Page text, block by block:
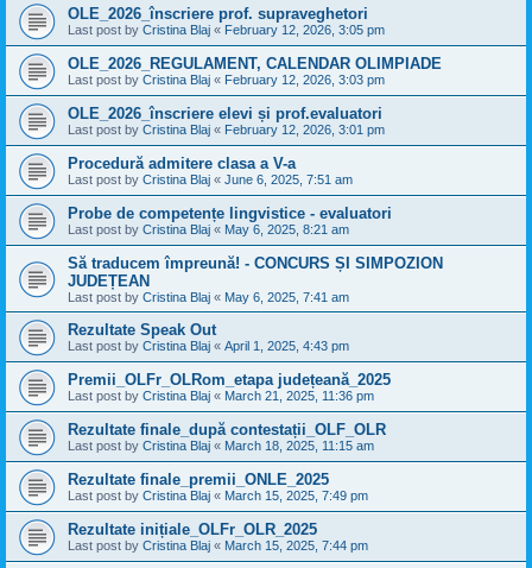
OLE_2026_înscriere prof. supraveghetori
Last post by Cristina Blaj « February 12, 2026, 3:05 pm
OLE_2026_REGULAMENT, CALENDAR OLIMPIADE
Last post by Cristina Blaj « February 12, 2026, 3:03 pm
OLE_2026_înscriere elevi și prof.evaluatori
Last post by Cristina Blaj « February 12, 2026, 3:01 pm
Procedură admitere clasa a V-a
Last post by Cristina Blaj « June 6, 2025, 7:51 am
Probe de competențe lingvistice - evaluatori
Last post by Cristina Blaj « May 6, 2025, 8:21 am
Să traducem împreună! - CONCURS ȘI SIMPOZION
JUDEȚEAN
Last post by Cristina Blaj « May 6, 2025, 7:41 am
Rezultate Speak Out
Last post by Cristina Blaj « April 1, 2025, 4:43 pm
Premii_OLFr_OLRom_etapa județeană_2025
Last post by Cristina Blaj « March 21, 2025, 11:36 pm
Rezultate finale_după contestații_OLF_OLR
Last post by Cristina Blaj « March 18, 2025, 11:15 am
Rezultate finale_premii_ONLE_2025
Last post by Cristina Blaj « March 15, 2025, 7:49 pm
Rezultate inițiale_OLFr_OLR_2025
Last post by Cristina Blaj « March 15, 2025, 7:44 pm